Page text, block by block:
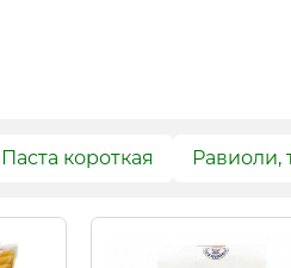
Паста короткая Равиоли,